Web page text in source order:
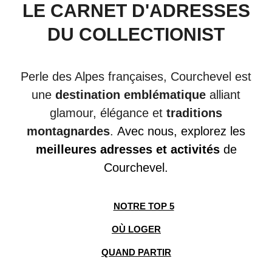
LE CARNET D'ADRESSES
DU COLLECTIONIST
Perle des Alpes françaises, Courchevel est
une destination emblématique alliant
glamour, élégance et traditions
montagnardes. Avec nous, explorez les
meilleures adresses et activitésde
Courchevel.
NOTRE TOP 5
OÙ LOGER
QUAND PARTIR